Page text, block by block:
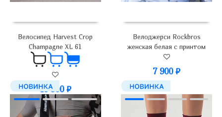
Велосипед Harvest Crop
Champagne XL 61
46 900₽
Велоджерси Rockbros
женская белая с принтом
7 900₽